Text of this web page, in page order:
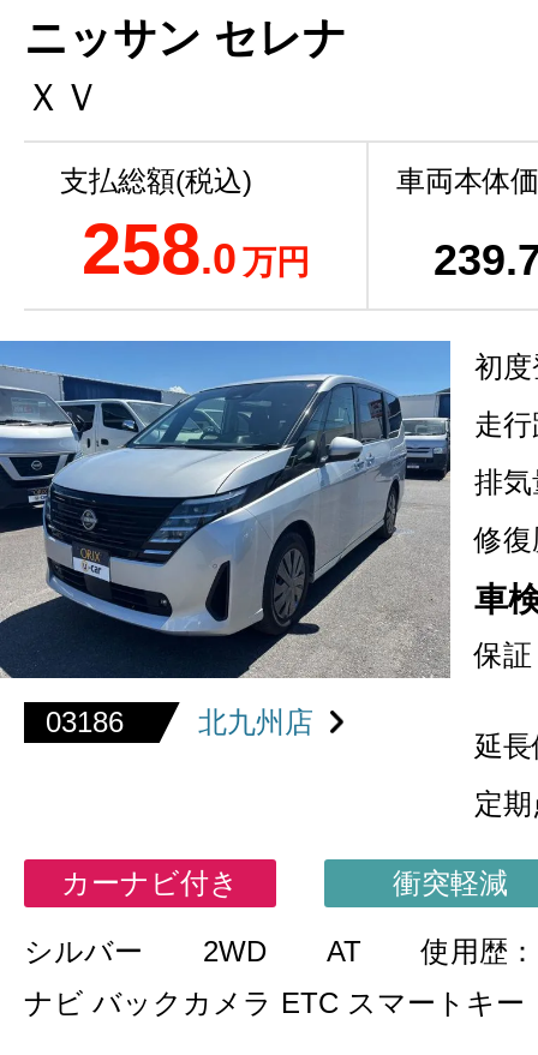
ニッサン セレナ
ＸＶ
支払総額(税込)
258.0万円
車両本体
239
03186 北九州店
初
走
排気
修復
車
保証
延
定
カーナビ付き 衝突軽減
シルバー 2WD AT
使用歴
ナビ バックカメラ ETC スマートキー